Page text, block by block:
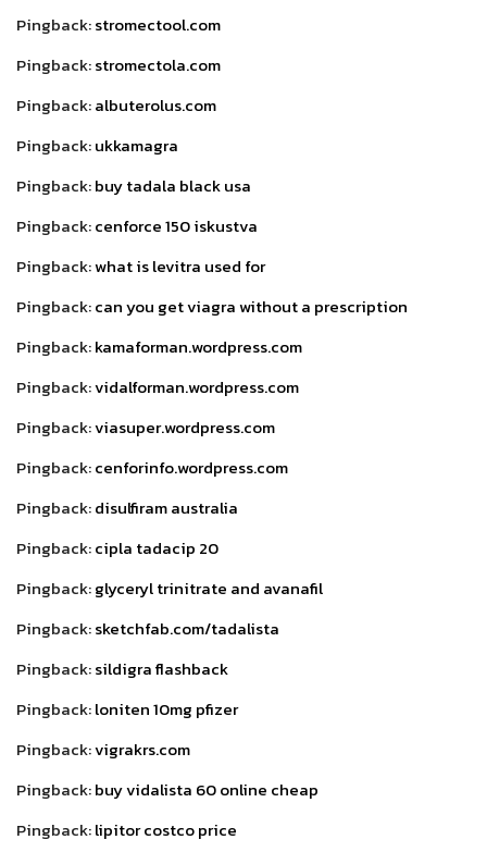
Pingback:stromectool.com
Pingback:stromectola.com
Pingback:albuterolus.com
Pingback:ukkamagra
Pingback:buy tadala black usa
Pingback:cenforce 150 iskustva
Pingback:what is levitra used for
Pingback:can you get viagra without a prescription
Pingback:kamaforman.wordpress.com
Pingback:vidalforman.wordpress.com
Pingback:viasuper.wordpress.com
Pingback:cenforinfo.wordpress.com
Pingback:disulfiram australia
Pingback:cipla tadacip 20
Pingback:glyceryl trinitrate and avanafil
Pingback:sketchfab.com/tadalista
Pingback:sildigra flashback
Pingback:loniten 10mg pfizer
Pingback:vigrakrs.com
Pingback:buy vidalista 60 online cheap
Pingback:lipitor costco price